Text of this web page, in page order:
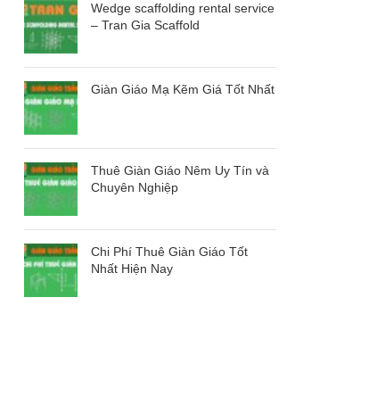
Wedge scaffolding rental service
– Tran Gia Scaffold
Giàn Giáo Mạ Kẽm Giá Tốt Nhất
Thuê Giàn Giáo Nêm Uy Tín và
Chuyên Nghiệp
Chi Phí Thuê Giàn Giáo Tốt
Nhất Hiện Nay